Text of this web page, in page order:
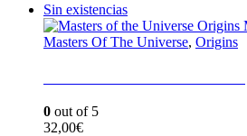
Sin existencias
Masters Of The Universe, Origins
0 out of 5
32,00€